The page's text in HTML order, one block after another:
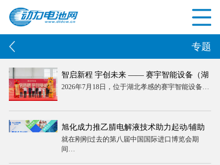
专题
智启新程 宇创未来 —— 赛宇智能设备（湖
北）有限公司盛大开业 智造引擎赋能华中
2026年7月18日，位于湖北孝感的赛宇智能设备…
旭化成力推乙腈电解液技术助力起动/辅助
电池铅改锂进程
就在刚刚过去的第八届中国国际进口博览会期
间…